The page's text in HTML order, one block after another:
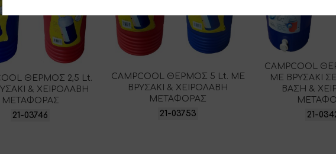
ΘΕΡΜΟΣ 2,5 Lt.
& ΧΕΙΡΟΛΑΒΗ
ΜΕΤΑΦΟΡΑΣ
21-03746
CAMPCOOL ΘΕΡΜΟΣ 5 Lt. ΜΕ
ΒΡΥΣΑΚΙ & ΧΕΙΡΟΛΑΒΗ
ΜΕΤΑΦΟΡΑΣ
21-03753
CAMPCOOL
ΜΕ ΒΡΥΣΑΚΙ
ΒΑΣΗ &
21-